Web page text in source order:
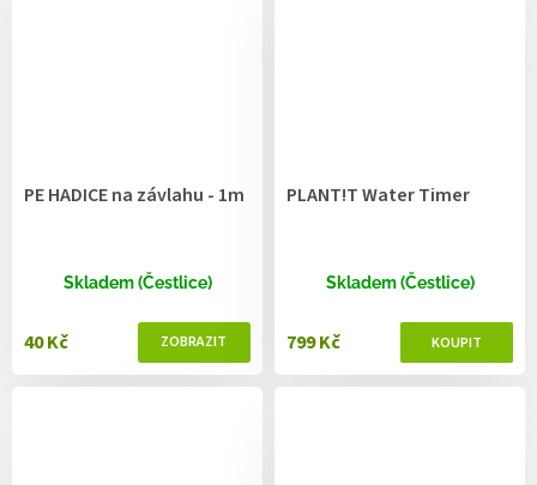
PE HADICE na závlahu - 1m
Skladem (Čestlice)
40 Kč
PLANT!T Water Timer
Skladem (Čestlice)
799 Kč